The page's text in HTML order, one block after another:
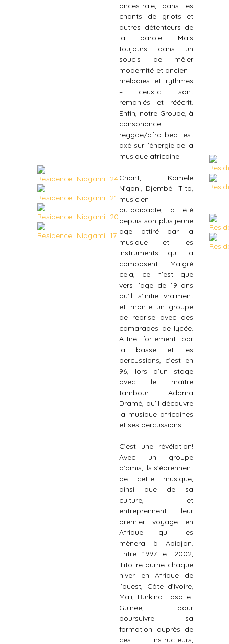
ancestrale, dans les
chants de griots et
autres détenteurs de
la parole. Mais
toujours dans un
soucis de mêler
modernité et ancien –
mélodies et rythmes
– ceux-ci sont
remaniés et réécrit.
Enfin, notre Groupe, à
consonance
reggae/afro beat est
axé sur l’énergie de la
musique africaine
Chant, Kamele
N’goni, Djembé​ ​ Tito,
musicien
autodidacte, a été
depuis son plus jeune
age attiré par la
musique et les
instruments qui la
composent. Malgré
cela, ce n’est que
vers l’age de 19 ans
qu’il s’initie vraiment
et monte un groupe
de reprise avec des
camarades de lycée.
Attiré fortement par
la basse et les
percussions, c’est en
96, lors d’un stage
avec le maître
tambour Adama
Dramé, qu’il découvre
la musique africaines
et ses percussions.
C’est une révélation!
Avec un groupe
d’amis, ils s’éprennent
de cette musique,
ainsi que de sa
culture, et
entreprennent leur
premier voyage en
Afrique qui les
mènera à Abidjan.
Entre 1997 et 2002,
Tito retourne chaque
hiver en Afrique de
l’ouest, Côte d’Ivoire,
Mali, Burkina Faso et
Guinée, pour
poursuivre sa
formation auprès de
ces instructeurs,